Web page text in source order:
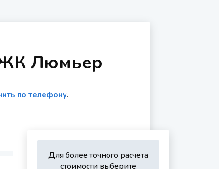
ЖК Люмьер
по телефону.
Для более точного расчета
стоимости выберите